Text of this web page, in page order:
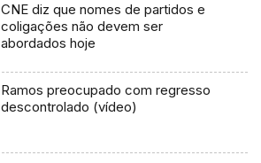
CNE diz que nomes de partidos e
coligações não devem ser
abordados hoje
Ramos preocupado com regresso
descontrolado (vídeo)